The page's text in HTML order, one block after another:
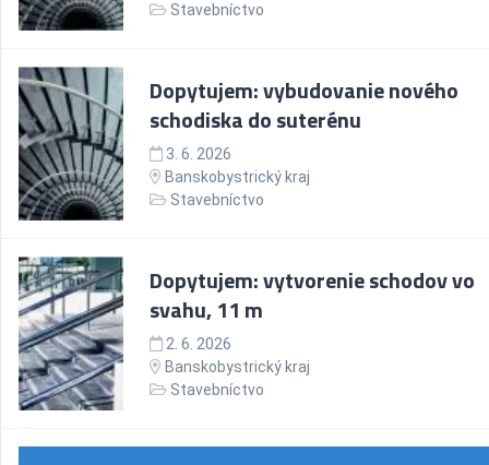
Stavebníctvo
Dopytujem: vybudovanie nového
schodiska do suterénu
3. 6. 2026
Banskobystrický kraj
Stavebníctvo
Dopytujem: vytvorenie schodov vo
svahu, 11 m
2. 6. 2026
Banskobystrický kraj
Stavebníctvo